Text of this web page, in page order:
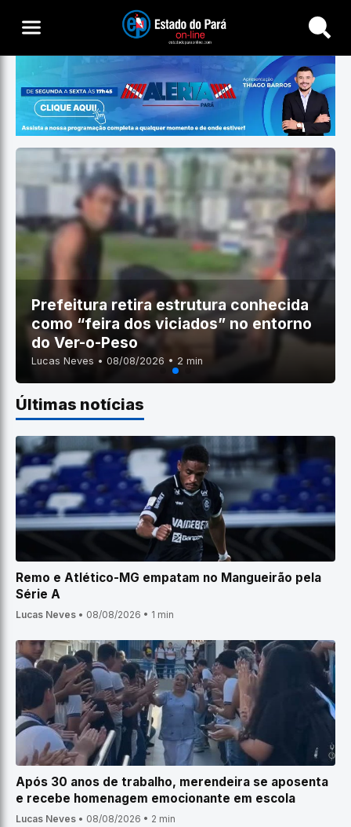
Buscar
Prefeitura retira estrutura conhecida
como “feira dos viciados” no entorno
do Ver-o-Peso
Lucas Neves • 08/08/2026 • 2 min
Últimas notícias
Remo e Atlético-MG empatam no Mangueirão pela
Série A
Lucas Neves • 08/08/2026 • 1 min
Após 30 anos de trabalho, merendeira se aposenta
e recebe homenagem emocionante em escola
Lucas Neves • 08/08/2026 • 2 min